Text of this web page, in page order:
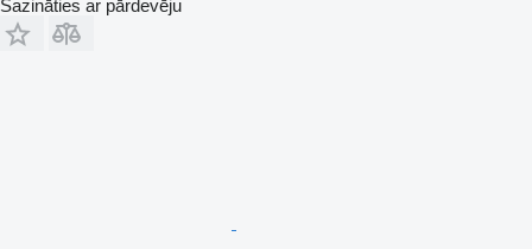
Sazināties ar pārdevēju